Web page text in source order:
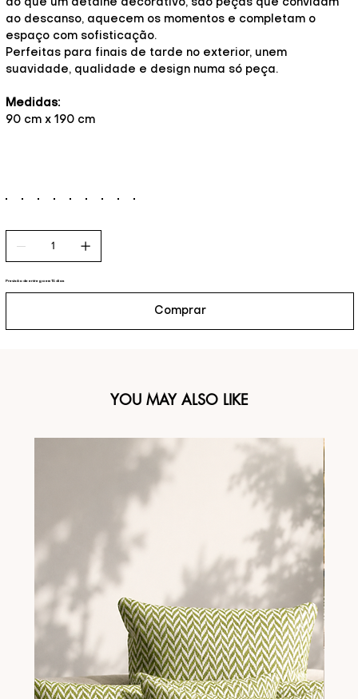
do que um detalhe decorativo, são peças que convidam
ao descanso, aquecem os momentos e completam o
espaço com sofisticação.
Perfeitas para finais de tarde no exterior, unem
suavidade, qualidade e design numa só peça.
Medidas:
90 cm x 190 cm
Previsão de entrega em 15 dias
Comprar
YOU MAY ALSO LIKE